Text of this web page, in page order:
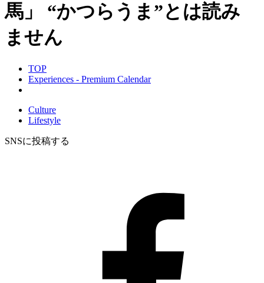
馬」 “かつらうま”とは読み
ません
TOP
Experiences - Premium Calendar
Culture
Lifestyle
SNSに投稿する